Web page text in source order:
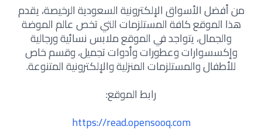
من أفضل الأسواق الإلكترونية السعودية الرخيصة، يقدم
هذا الموقع كافة المستلزمات التي تخص عالم الموضة
والجمال، يتواجد في الموقع ملابس نسائية ورجالية
وإكسسوارات وعطورات وأدوات تجميل، وقسم خاص
للأطفال والمستلزمات المنزلية والإلكترونية المتنوعة.
رابط الموقع:
https://read.opensooq.com